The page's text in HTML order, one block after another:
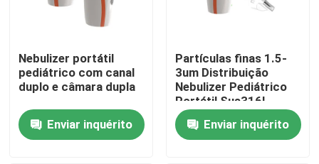
Notícia
Casos
Nebulizer portátil
pediátrico com canal
duplo e câmara dupla
Enviar inquérito
Partículas finas 1.5-
3um Distribuição
Nebulizer Pediátrico
Portátil Sus316L
Material
Enviar inquérito